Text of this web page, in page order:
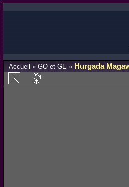
Accueil » GO et GE » Hurgada